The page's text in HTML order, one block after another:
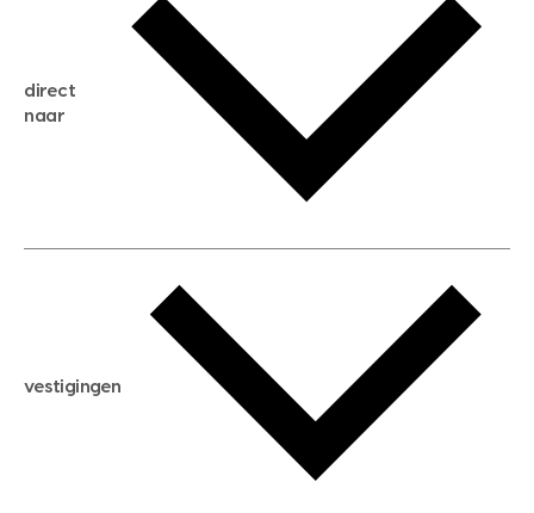
gratis zoekservice
huis verkopen
huis kopen
aankoopadvies
verkoopadvies
hypotheekadvies
direct
naar
hypotheek berekenen
maximale hypotheek berekenen
hypotheek bespaarcheck
gratis zoekprofiel aanmaken
vestigingen